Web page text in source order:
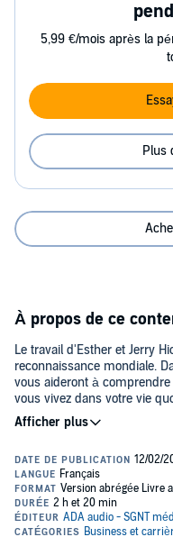
5,99 €/mois après la
Plus
À propos de ce
Le travail d'Esther et Jerry
reconnaissance mondiale.
vous aideront à
vous vivez dans votre vie
enseignements d'Abraham.
émotions et commencez à
émotions que vous
comment vous pouvez les
écoute, vous commencerez
avec votre état d'être
pourriez désirer. Chaque